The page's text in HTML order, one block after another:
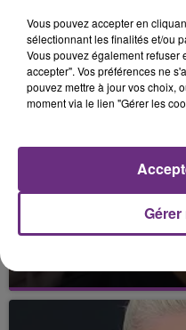
VIANNEY ET
Vous pouvez accepter en
sélectionnant les finalités et/ou
Vous pouvez également
accepter". Vos préférences ne
pouvez mettre à jour vos choix,
moment via le lien "Gérer les